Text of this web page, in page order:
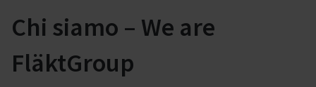
Chi siamo – We are
FläktGroup